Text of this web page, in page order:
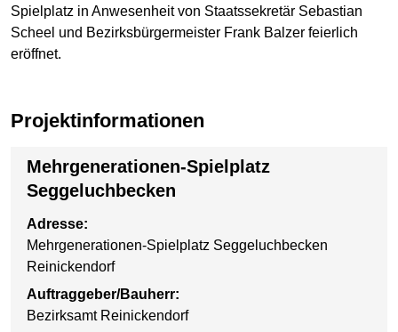
Spielplatz in Anwesenheit von Staatssekretär Sebastian
Scheel und Bezirksbürgermeister Frank Balzer feierlich
eröffnet.
Projektinformationen
Mehrgenerationen-Spielplatz
Seggeluchbecken
Adresse:
Mehrgenerationen-Spielplatz Seggeluchbecken
Reinickendorf
Auftraggeber/Bauherr:
Bezirksamt Reinickendorf